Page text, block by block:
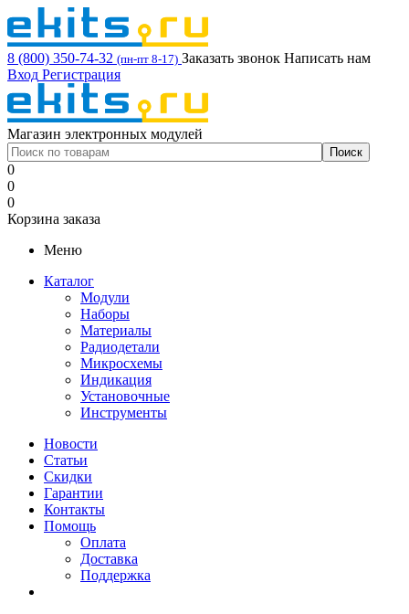
8 (800) 350-74-32 (пн-пт 8-17) Заказать звонок Написать нам
Вход Регистрация
Магазин электронных модулей
0
0
0
Корзина заказа
Меню
Каталог
Модули
Наборы
Материалы
Радиодетали
Микросхемы
Индикация
Установочные
Инструменты
Новости
Статьи
Скидки
Гарантии
Контакты
Помощь
Оплата
Доставка
Поддержка